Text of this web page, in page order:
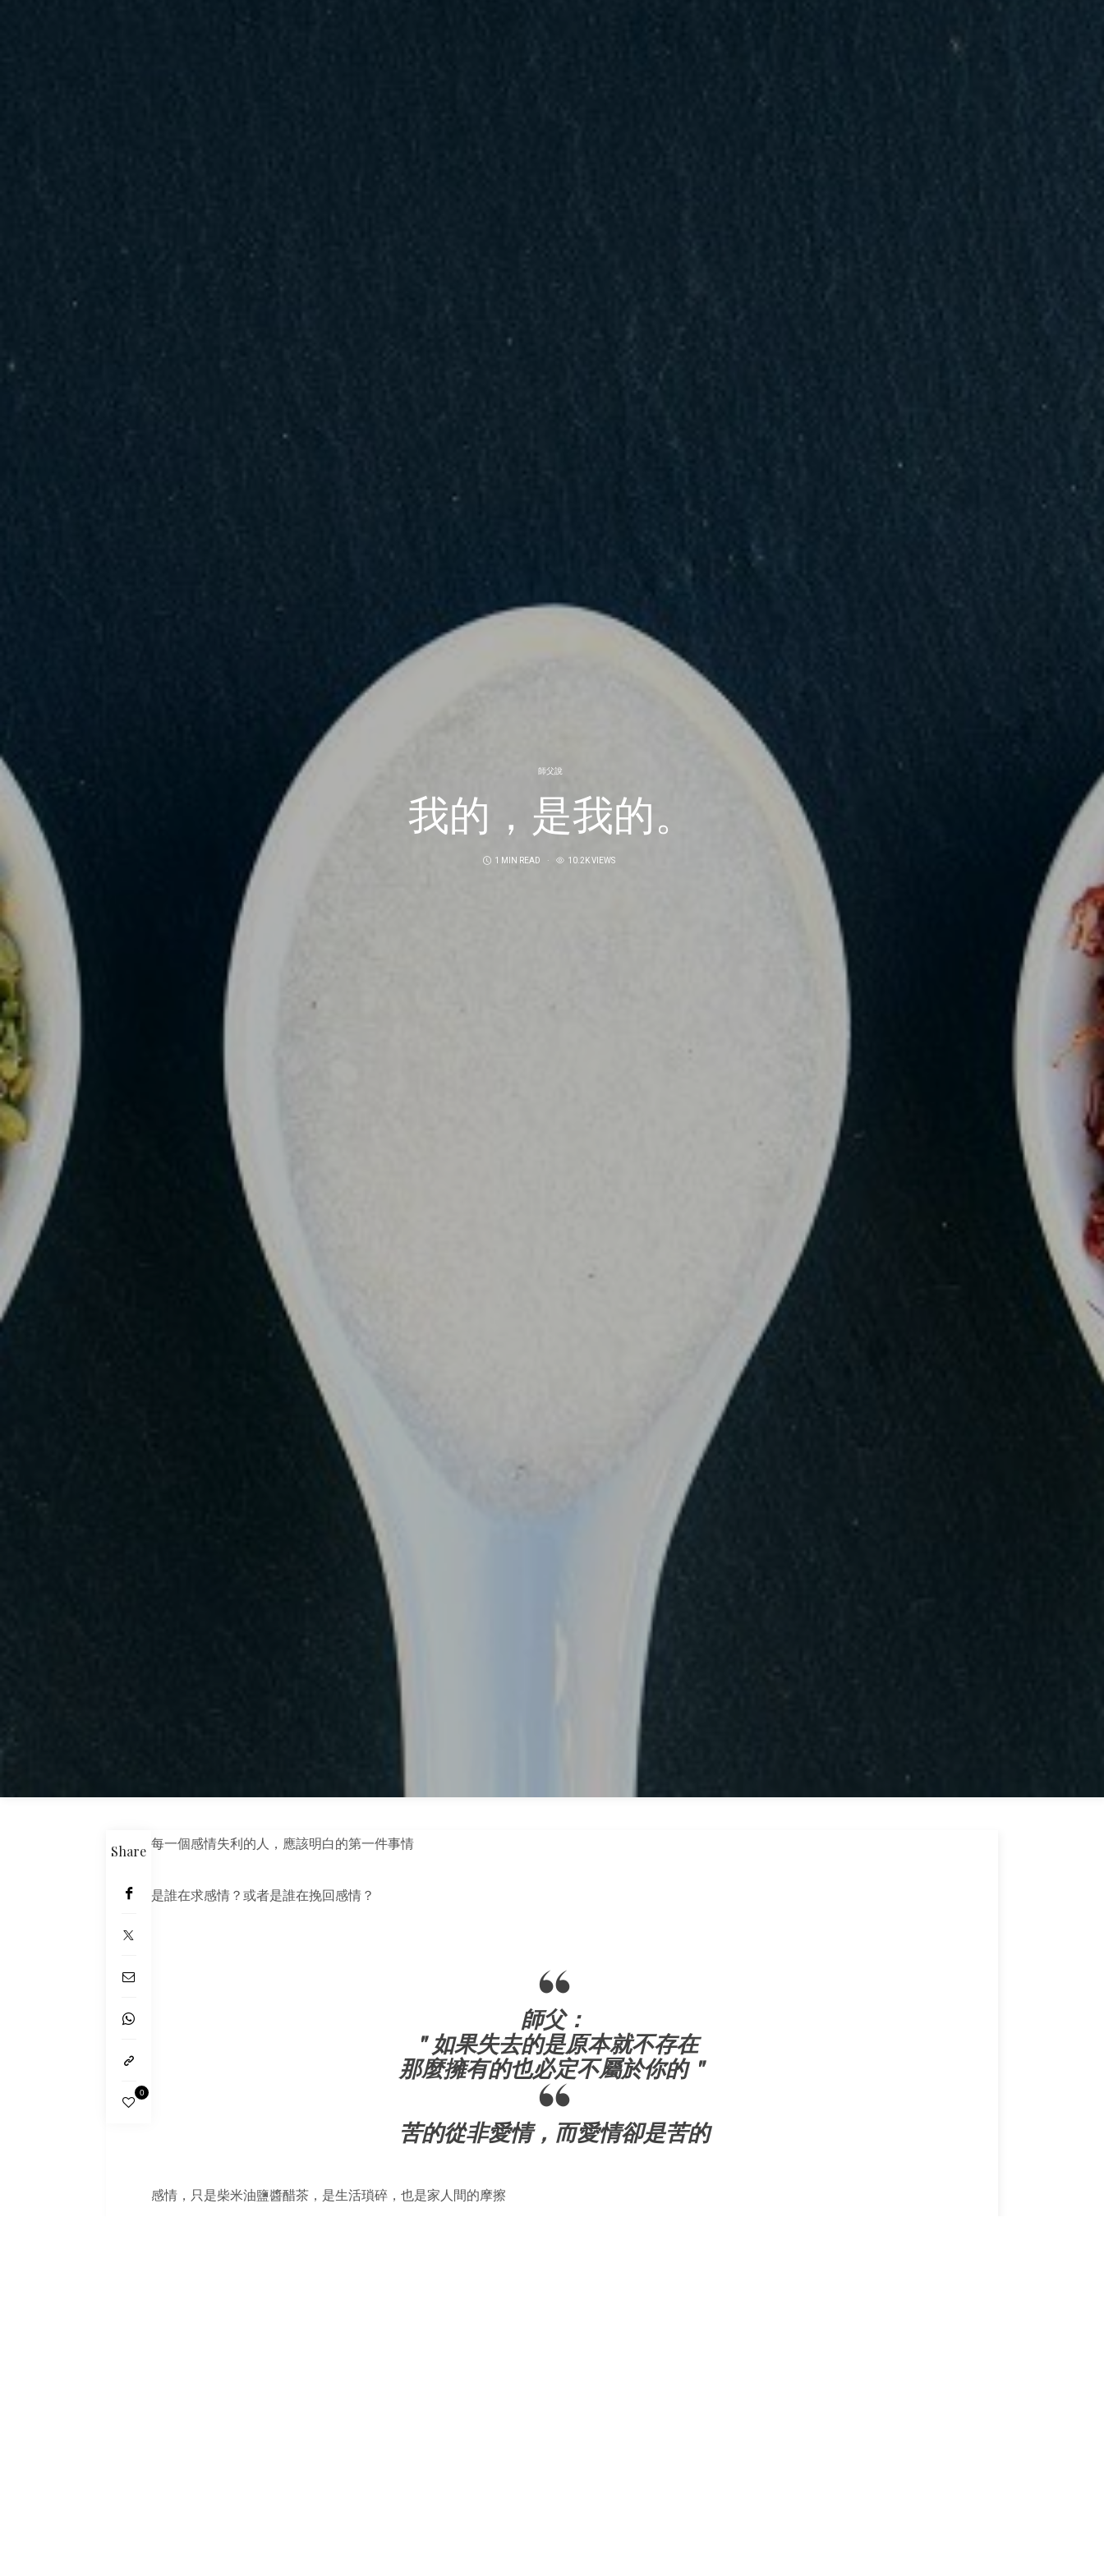
師父說
我的，是我的。
1 MIN READ 10.2K VIEWS
Share
0
每一個感情失利的人，應該明白的第一件事情
是誰在求感情？或者是誰在挽回感情？
師父：
＂如果失去的是原本就不存在
那麼擁有的也必定不屬於你的＂
苦的從非愛情，而愛情卻是苦的
感情，只是柴米油鹽醬醋茶，是生活瑣碎，也是家人間的摩擦